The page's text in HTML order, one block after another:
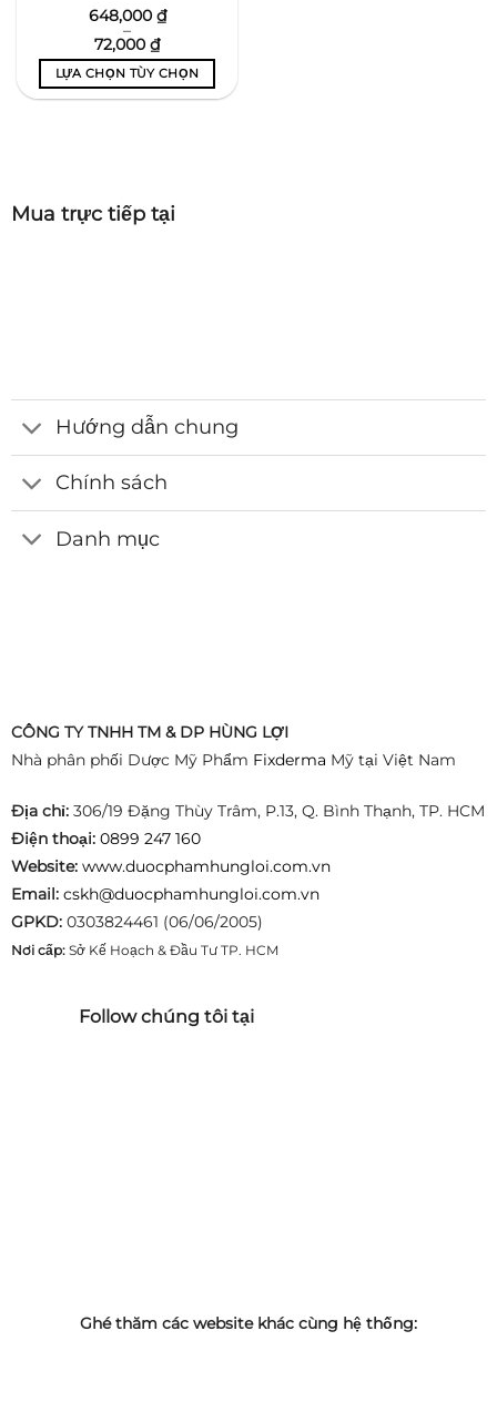
72,000 ₫
–
648,000 ₫
LỰA CHỌN TÙY CHỌN
Sản
biến
chọn
trên
sản
phẩm
Mua trực tiếp tại
Hướng dẫn chung
Chính sách
Danh mục
CÔNG TY TNHH TM & DP HÙNG LỢI
Nhà phân phối Dược Mỹ Phẩm Fixderma Mỹ tại Việt Nam
Địa chỉ:306/19 Đặng Thùy Trâm, P.13, Q. Bình Thạnh, TP. HCM
Điện thoại: 0899 247 160
Website: www.duocphamhungloi.com.vn
Email: cskh@duocphamhungloi.com.vn
GPKD:0303824461 (06/06/2005)
Nơi cấp:Sở Kế Hoạch & Đầu Tư TP. HCM
Follow chúng tôi tại
Ghé thăm các website khác cùng hệ thống: